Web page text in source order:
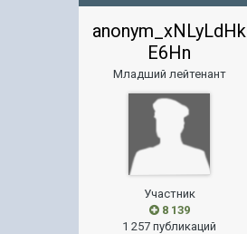
anonym_xNLyLdHk
E6Hn
Младший лейтенант
Участник
8 139
1 257 публикаций